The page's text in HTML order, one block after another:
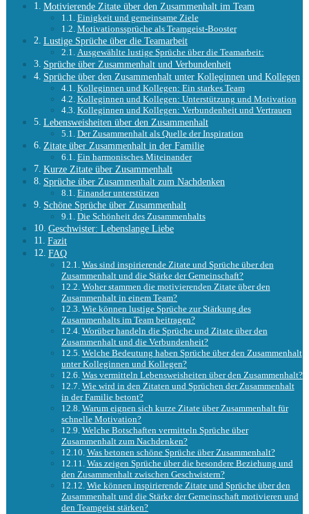
Motivierende Zitate über den Zusammenhalt im Team
Einigkeit und gemeinsame Ziele
Motivationssprüche als Teamgeist-Booster
Lustige Sprüche über die Teamarbeit
Ausgewählte lustige Sprüche über die Teamarbeit:
Sprüche über Zusammenhalt und Verbundenheit
Sprüche über den Zusammenhalt unter Kolleginnen und Kollegen
Kolleginnen und Kollegen: Ein starkes Team
Kolleginnen und Kollegen: Unterstützung und Motivation
Kolleginnen und Kollegen: Verbundenheit und Vertrauen
Lebensweisheiten über den Zusammenhalt
Der Zusammenhalt als Quelle der Inspiration
Zitate über Zusammenhalt in der Familie
Ein harmonisches Miteinander
Kurze Zitate über Zusammenhalt
Sprüche über Zusammenhalt zum Nachdenken
Einander unterstützen
Schöne Sprüche über Zusammenhalt
Die Schönheit des Zusammenhalts
Geschwister: Lebenslange Liebe
Fazit
FAQ
Was sind inspirierende Zitate und Sprüche über den
Zusammenhalt und die Stärke der Gemeinschaft?
Woher stammen die motivierenden Zitate über den
Zusammenhalt in einem Team?
Wie können lustige Sprüche zur Stärkung des
Zusammenhalts im Team beitragen?
Worüber handeln die Sprüche und Zitate über den
Zusammenhalt und die Verbundenheit?
Welche Bedeutung haben Sprüche über den Zusammenhalt
unter Kolleginnen und Kollegen?
Was vermitteln Lebensweisheiten über den Zusammenhalt?
Wie wird in den Zitaten und Sprüchen der Zusammenhalt
in der Familie betont?
Warum eignen sich kurze Zitate über Zusammenhalt für
schnelle Motivation?
Welche Botschaften vermitteln Sprüche über
Zusammenhalt zum Nachdenken?
Was betonen schöne Sprüche über Zusammenhalt?
Was zeigen Sprüche über die besondere Beziehung und
den Zusammenhalt zwischen Geschwistern?
Wie können inspirierende Zitate und Sprüche über den
Zusammenhalt und die Stärke der Gemeinschaft motivieren und
den Teamgeist stärken?